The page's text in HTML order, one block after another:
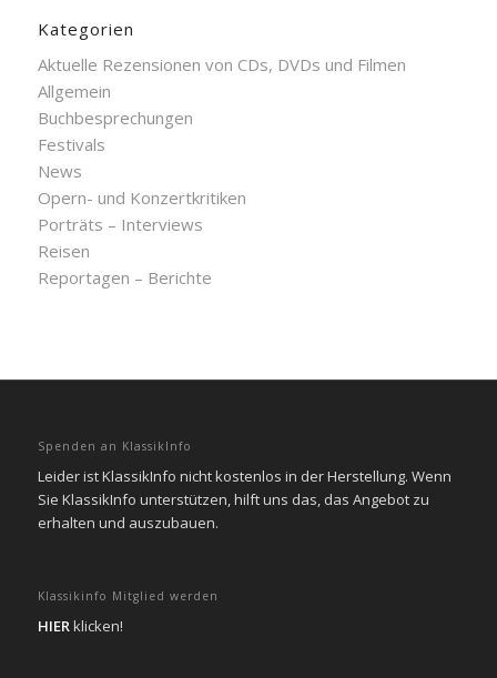
Kategorien
Aktuelle Rezensionen von CDs, DVDs und Filmen
Allgemein
Buchbesprechungen
Festivals
News
Opern- und Konzertkritiken
Porträts – Interviews
Reisen
Reportagen – Berichte
Spenden an KlassikInfo
Leider ist KlassikInfo nicht kostenlos in der Herstellung. Wenn
Sie KlassikInfo unterstützen, hilft uns das, das Angebot zu
erhalten und auszubauen.
Klassikinfo Mitglied werden
HIERklicken!